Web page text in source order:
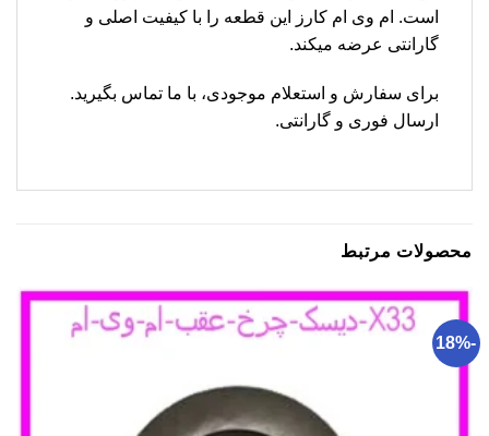
است. ام وی ام کارز این قطعه را با کیفیت اصلی و
گارانتی عرضه میکند.
برای سفارش و استعلام موجودی، با ما تماس بگیرید.
ارسال فوری و گارانتی.
محصولات مرتبط
-18%